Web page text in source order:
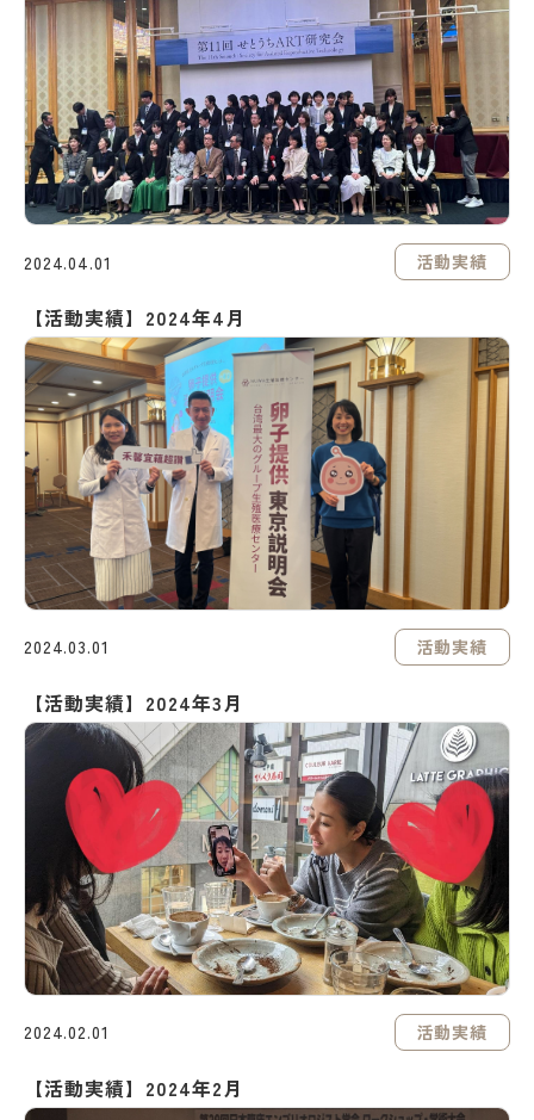
2024.04.01 活動実績
【活動実績】2024年4月
2024.03.01 活動実績
【活動実績】2024年3月
2024.02.01 活動実績
【活動実績】2024年2月